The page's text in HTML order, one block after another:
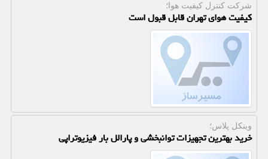
شركت كنترل كیفیت هوا؛
کیفیت هوای تهران قابل قبول است
وینکل پلاس؛
خرید بهترین تجهیزات توانبخشی و پارالل بار فیزیوتراپی